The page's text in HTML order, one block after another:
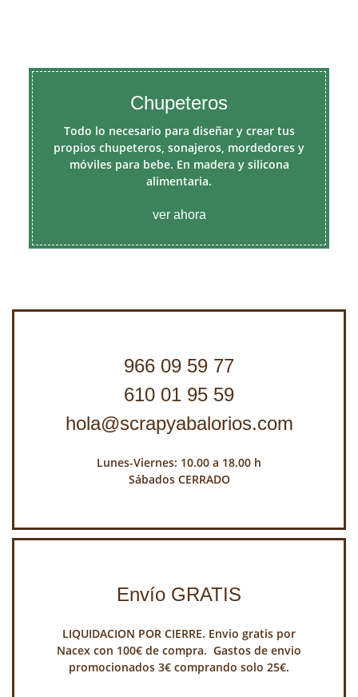
Chupeteros
Todo lo necesario para diseñar y crear tus
propios chupeteros, sonajeros, mordedores y
móviles para bebe. En madera y silicona
alimentaria.
ver ahora
966 09 59 77
610 01 95 59
hola@scrapyabalorios.com
Lunes-Viernes: 10.00 a 18.00 h
Sábados CERRADO
Envío GRATIS
LIQUIDACION POR CIERRE. Envio gratis por
Nacex con 100€ de compra. Gastos de envio
promocionados 3€ comprando solo 25€.